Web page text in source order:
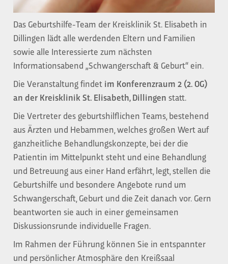
Das Geburtshilfe-Team der Kreisklinik St. Elisabeth in
Dillingen lädt alle werdenden Eltern und Familien
sowie alle Interessierte zum nächsten
Informationsabend „Schwangerschaft & Geburt“ ein.
Die Veranstaltung findet im Konferenzraum 2 (2. OG)
an der Kreisklinik St. Elisabeth, Dillingen statt.
Die Vertreter des geburtshilflichen Teams, bestehend
aus Ärzten und Hebammen, welches großen Wert auf
ganzheitliche Behandlungskonzepte, bei der die
Patientin im Mittelpunkt steht und eine Behandlung
und Betreuung aus einer Hand erfährt, legt, stellen die
Geburtshilfe und besondere Angebote rund um
Schwangerschaft, Geburt und die Zeit danach vor. Gern
beantworten sie auch in einer gemeinsamen
Diskussionsrunde individuelle Fragen.
Im Rahmen der Führung können Sie in entspannter
und persönlicher Atmosphäre den Kreißsaal